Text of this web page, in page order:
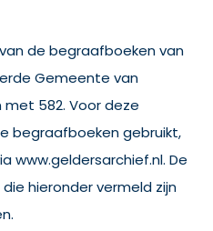
de begraafboeken van
Gemeente van
met 582. Voor deze
begraafboeken gebruikt,
www.geldersarchief.nl. De
hieronder vermeld zijn